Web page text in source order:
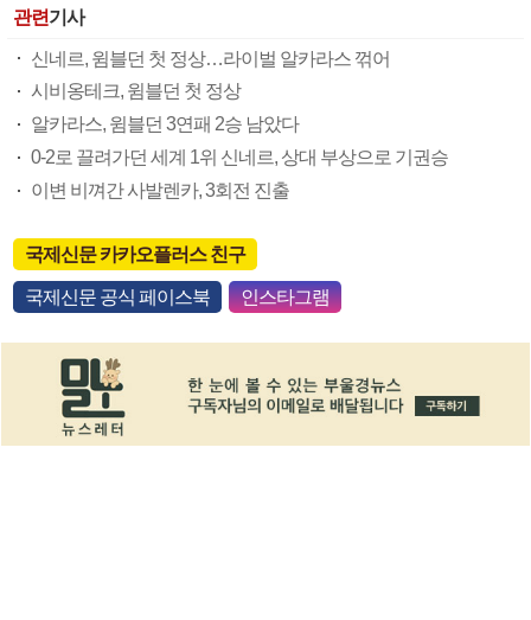
관련기사
신네르, 윔블던 첫 정상…라이벌 알카라스 꺾어
시비옹테크, 윔블던 첫 정상
알카라스, 윔블던 3연패 2승 남았다
0-2로 끌려가던 세계 1위 신네르, 상대 부상으로 기권승
이변 비껴간 사발렌카, 3회전 진출
국제신문 카카오플러스 친구
국제신문 공식 페이스북 인스타그램